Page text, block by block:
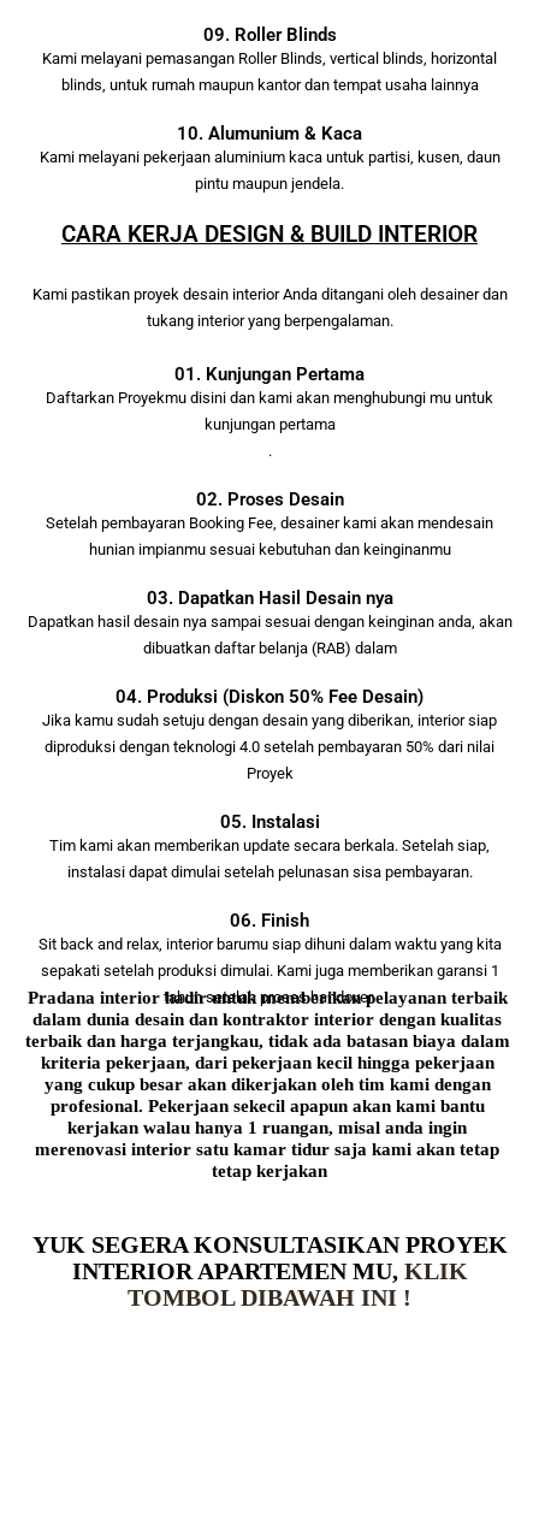
09. Roller Blinds
Kami melayani pemasangan Roller Blinds, vertical blinds, horizontal
blinds, untuk rumah maupun kantor dan tempat usaha lainnya
10. Alumunium & Kaca
Kami melayani pekerjaan aluminium kaca untuk partisi, kusen, daun
pintu maupun jendela.
CARA KERJA DESIGN & BUILD INTERIOR
Kami pastikan proyek desain interior Anda ditangani oleh desainer dan
tukang interior yang berpengalaman.
01. Kunjungan Pertama
Daftarkan Proyekmu disini dan kami akan menghubungi mu untuk
kunjungan pertama
.
02. Proses Desain
Setelah pembayaran Booking Fee, desainer kami akan mendesain
hunian impianmu sesuai kebutuhan dan keinginanmu
03. Dapatkan Hasil Desain nya
Dapatkan hasil desain nya sampai sesuai dengan keinginan anda, akan
dibuatkan daftar belanja (RAB) dalam
04. Produksi (Diskon 50% Fee Desain)
Jika kamu sudah setuju dengan desain yang diberikan, interior siap
diproduksi dengan teknologi 4.0 setelah pembayaran 50% dari nilai
Proyek
05. Instalasi
Tim kami akan memberikan update secara berkala. Setelah siap,
instalasi dapat dimulai setelah pelunasan sisa pembayaran.
06. Finish
Sit back and relax, interior barumu siap dihuni dalam waktu yang kita
sepakati setelah produksi dimulai. Kami juga memberikan garansi 1
tahun setelah proses handover.
Pradana interior hadir untuk memberikan pelayanan terbaik
dalam dunia desain dan kontraktor interior dengan kualitas
terbaik dan harga terjangkau, tidak ada batasan biaya dalam
kriteria pekerjaan, dari pekerjaan kecil hingga pekerjaan
yang cukup besar akan dikerjakan oleh tim kami dengan
profesional. Pekerjaan sekecil apapun akan kami bantu
kerjakan walau hanya 1 ruangan, misal anda ingin
merenovasi interior satu kamar tidur saja kami akan tetap
tetap kerjakan
YUK SEGERA KONSULTASIKAN PROYEK
INTERIOR APARTEMEN MU, KLIK
TOMBOL DIBAWAH INI !